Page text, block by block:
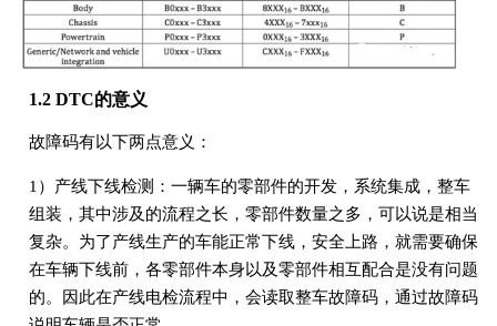
1.2 DTC的意义
故障码有以下两点意义：
1）产线下线检测：一辆车的零部件的开发，系统集成，整车
组装，其中涉及的流程之长，零部件数量之多，可以说是相当
复杂。为了产线生产的车能正常下线，安全上路，就需要确保
在车辆下线前，各零部件本身以及零部件相互配合是没有问题
的。因此在产线电检流程中，会读取整车故障码，通过故障码